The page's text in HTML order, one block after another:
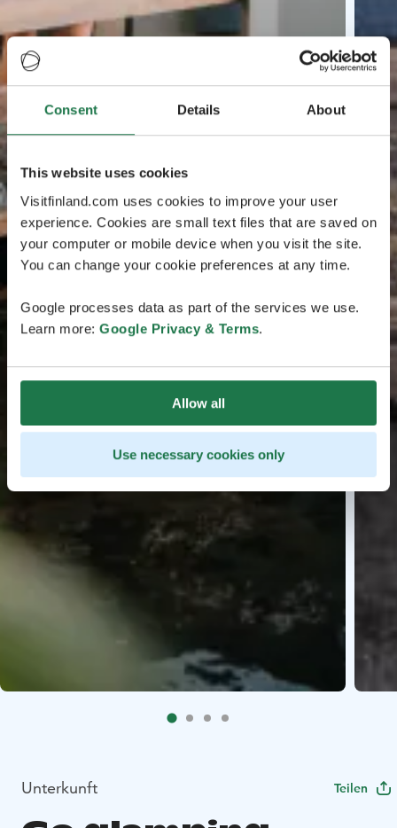
Consent Details About
This website uses cookies
Visitfinland.com uses cookies to improve your user
experience. Cookies are small text files that are saved on
your computer or mobile device when you visit the site.
You can change your cookie preferences at any time.
Google processes data as part of the services we use.
Learn more: Google Privacy & Terms.
Allow all
Use necessary cookies only
Unterkunft Teilen